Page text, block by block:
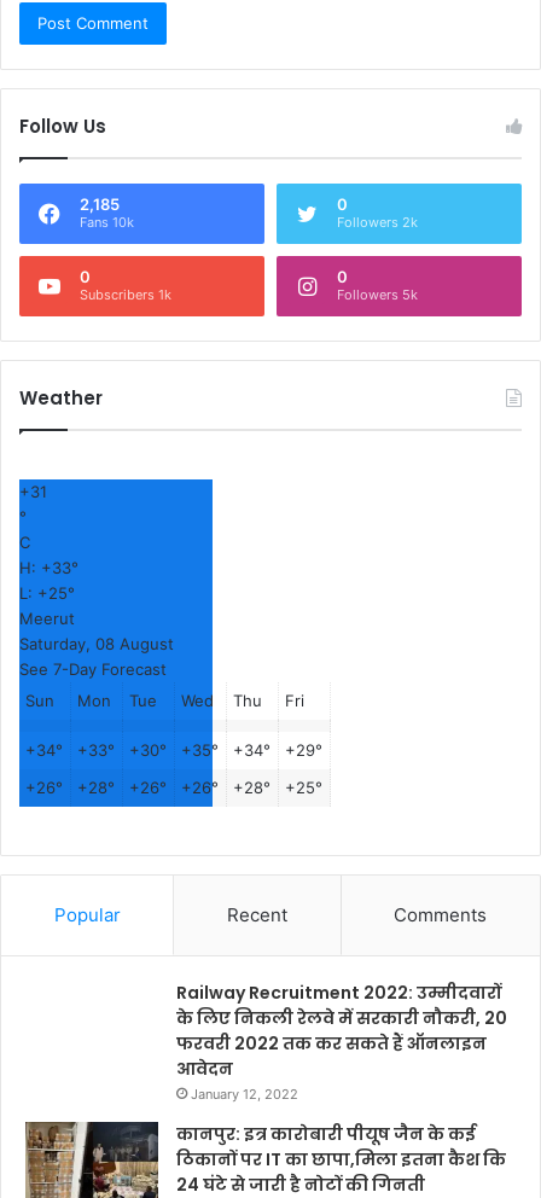
Follow Us
2,185
Fans 10k
0
Followers 2k
0
Subscribers 1k
0
Followers 5k
Weather
+31
°
C
H: +33°
L: +25°
Meerut
Saturday, 08 August
See 7-Day Forecast
Sun
Mon Tue Wed Thu Fri
+34° +33° +30° +35° +34° +29°
+26° +28° +26° +26° +28° +25°
Popular Recent Comments
Railway Recruitment 2022: उम्मीदवारों
के लिए निकली रेलवे में सरकारी नौकरी, 20
फरवरी 2022 तक कर सकते हैं ऑनलाइन
आवेदन
January 12, 2022
कानपुर: इत्र कारोबारी पीयूष जैन के कई
ठिकानों पर IT का छापा,मिला इतना कैश कि
24 घंटे से जारी है नोटों की गिनती